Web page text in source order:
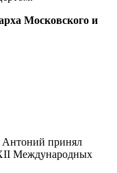
Московского и
принял
Международных